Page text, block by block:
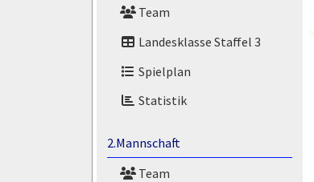
Team
Landesklasse Staffel 3
Spielplan
Statistik
2.Mannschaft
Team